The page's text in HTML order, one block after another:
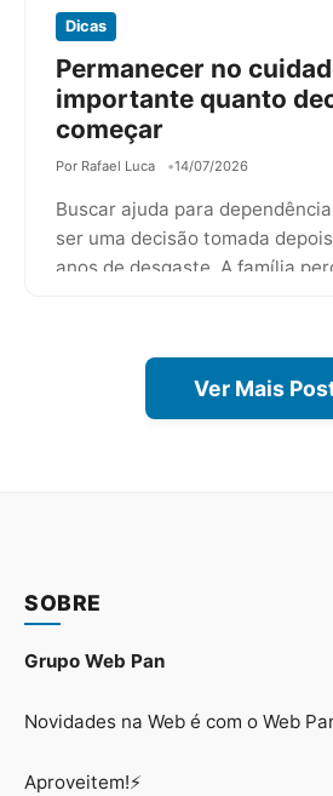
Dicas
Permanecer no
importante quanto
começar
Por Rafael Luca 14/07/2026
Buscar ajuda para
ser uma decisão tomada
anos de desgaste. A família
Ver Mais
SOBRE
Grupo Web Pan
Novidades na Web é com o Web
Aproveitem!⚡